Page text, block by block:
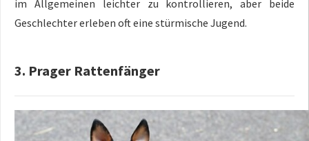
im Allgemeinen leichter zu kontrollieren, aber beide
Geschlechter erleben oft eine stürmische Jugend.
3. Prager Rattenfänger